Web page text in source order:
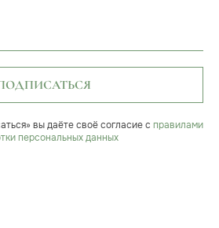
вы даёте своё согласие с правилами
персональных данных